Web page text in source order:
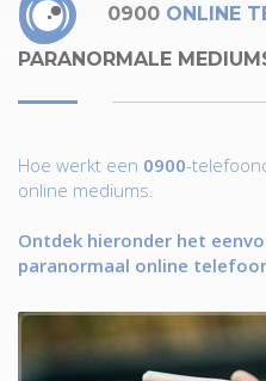
0900 ONLINE
PARANORMALE
Hoe werkt een 0900-
online mediums.
Ontdek hieronder het
paranormaal online